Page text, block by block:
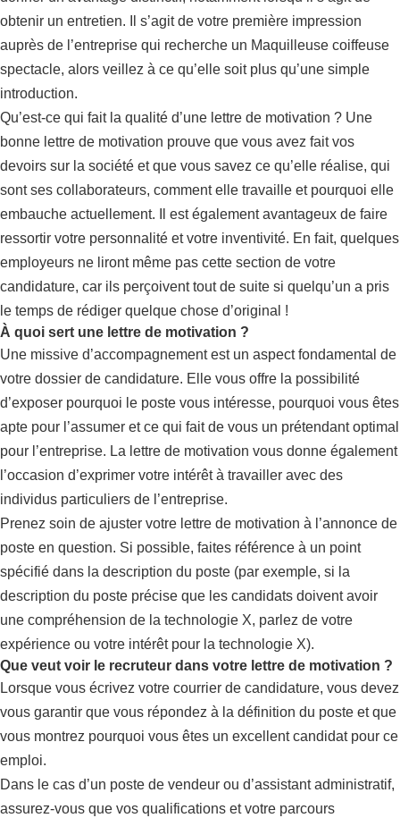
obtenir un entretien. Il s’agit de votre première impression
auprès de l’entreprise qui recherche un Maquilleuse coiffeuse
spectacle, alors veillez à ce qu’elle soit plus qu’une simple
introduction.
Qu’est-ce qui fait la qualité d’une lettre de motivation ? Une
bonne lettre de motivation prouve que vous avez fait vos
devoirs sur la société et que vous savez ce qu’elle réalise, qui
sont ses collaborateurs, comment elle travaille et pourquoi elle
embauche actuellement. Il est également avantageux de faire
ressortir votre personnalité et votre inventivité. En fait, quelques
employeurs ne liront même pas cette section de votre
candidature, car ils perçoivent tout de suite si quelqu’un a pris
le temps de rédiger quelque chose d’original !
À quoi sert une lettre de motivation ?
Une missive d’accompagnement est un aspect fondamental de
votre dossier de candidature. Elle vous offre la possibilité
d’exposer pourquoi le poste vous intéresse, pourquoi vous êtes
apte pour l’assumer et ce qui fait de vous un prétendant optimal
pour l’entreprise. La lettre de motivation vous donne également
l’occasion d’exprimer votre intérêt à travailler avec des
individus particuliers de l’entreprise.
Prenez soin de ajuster votre lettre de motivation à l’annonce de
poste en question. Si possible, faites référence à un point
spécifié dans la description du poste (par exemple, si la
description du poste précise que les candidats doivent avoir
une compréhension de la technologie X, parlez de votre
expérience ou votre intérêt pour la technologie X).
Que veut voir le recruteur dans votre lettre de motivation ?
Lorsque vous écrivez votre courrier de candidature, vous devez
vous garantir que vous répondez à la définition du poste et que
vous montrez pourquoi vous êtes un excellent candidat pour ce
emploi.
Dans le cas d’un poste de vendeur ou d’assistant administratif,
assurez-vous que vos qualifications et votre parcours